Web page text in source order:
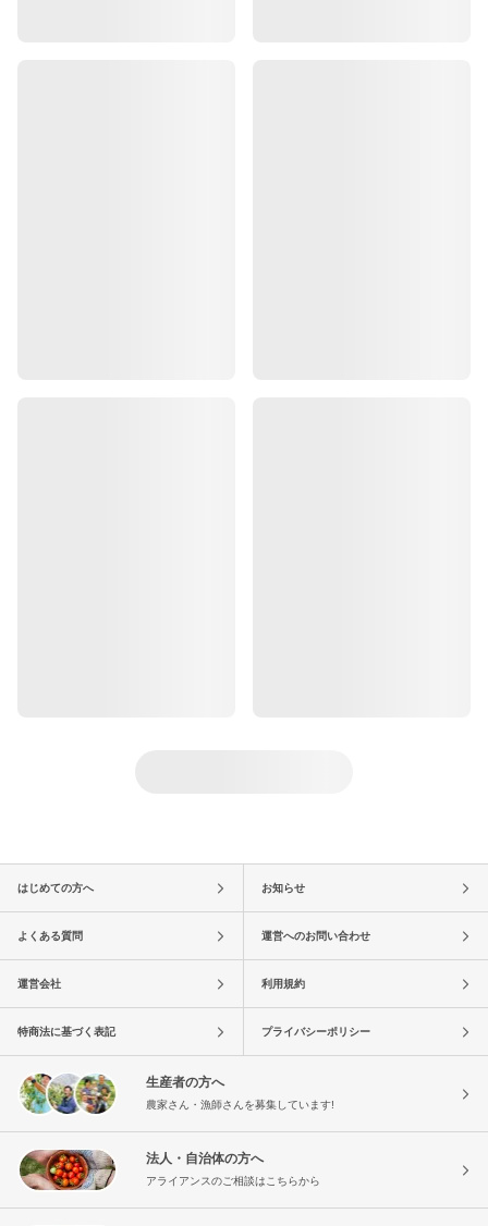
はじめての方へ お知らせ
よくある質問 運営へのお問い合わせ
運営会社 利用規約
特商法に基づく表記 プライバシーポリシー
生産者の方へ
農家さん・漁師さんを募集しています!
法人・自治体の方へ
アライアンスのご相談はこちらから